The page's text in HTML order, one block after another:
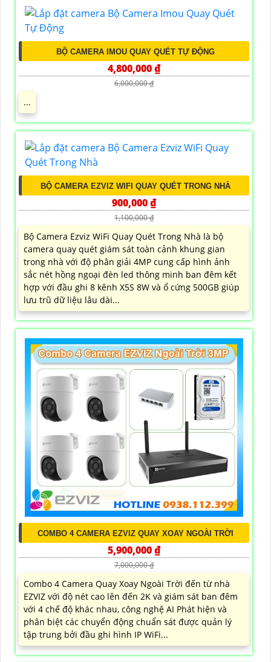
BỘ CAMERA IMOU QUAY QUÉT TỰ ĐỘNG
4,800,000 ₫
6,000,000 ₫
...
BỘ CAMERA EZVIZ WIFI QUAY QUÉT TRONG NHÀ
900,000 ₫
1,100,000 ₫
Bộ Camera Ezviz WiFi Quay Quét Trong Nhà là bộ
camera quay quét giám sát toàn cảnh khung gian
trong nhà với độ phân giải 4MP cung cấp hình ảnh
sắc nét hồng ngoại đèn led thông minh ban đêm kết
hợp với đầu ghi 8 kênh X5S 8W và ổ cứng 500GB giúp
lưu trũ dữ liệu lâu dài...
COMBO 4 CAMERA EZVIZ QUAY XOAY NGOÀI TRỜI
5,900,000 ₫
7,000,000 ₫
Combo 4 Camera Quay Xoay Ngoài Trời đến từ nhà
EZVIZ với độ nét cao lên đến 2K và giám sát ban đêm
với 4 chế độ khác nhau, công nghệ AI Phát hiện và
phân biệt các chuyển động chuẩn sát được quản lý
tập trung bởi đầu ghi hình IP WiFi...